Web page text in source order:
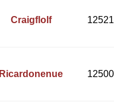
Craigflolf 12521
Ricardonenue 12500